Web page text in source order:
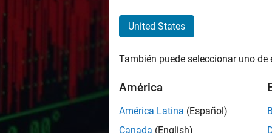
United States
También puede seleccionar uno
América
América Latina (Español)
Canada (English)